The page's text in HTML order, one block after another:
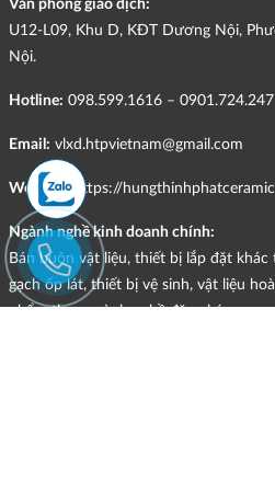
Văn phòng giao dịch:
U12-L09, Khu D, KĐT Dương Nội,
Nội.
Hotline: 098.599.1616 – 0901.724.247
Email: vlxd.htpvietnam@gmail.com
Website: https://
Ngành nghề kinh doanh chính:
Bán buôn vật liệu, thiết bị lắp đặt
gạch ốp lát, thiết bị vệ sinh, vật liệu
phẩm theo ngành nghề đăng ký.